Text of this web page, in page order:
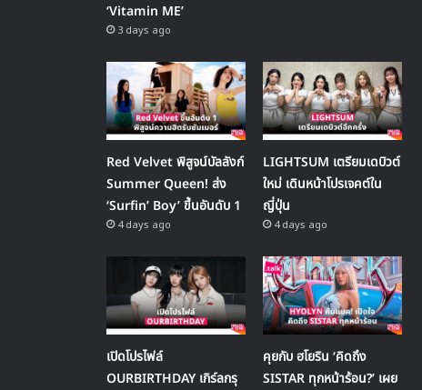
‘Vitamin ME’
3 days ago
Red Velvet พิสูจน์บัลลังก์
Summer Queen! ส่ง
‘Surfin’ Boy’ ขึ้นอันดับ 1
4 days ago
LIGHTSUM เตรียมเดบิวต์
ใหม่ เดินหน้าโปรเจคต์ใน
ญี่ปุ่น
4 days ago
เปิดโปรไฟล์
OURBIRTHDAY เกิร์ลกรุ
คุยกับ ฮโยริน ‘คิดถึง
SISTAR ทุกหน้าร้อน?’ เผย